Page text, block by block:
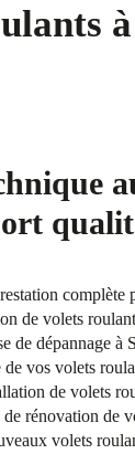
à
complète
de volets
de dépannage à
de vos volets
de volets
rénovation de
volets